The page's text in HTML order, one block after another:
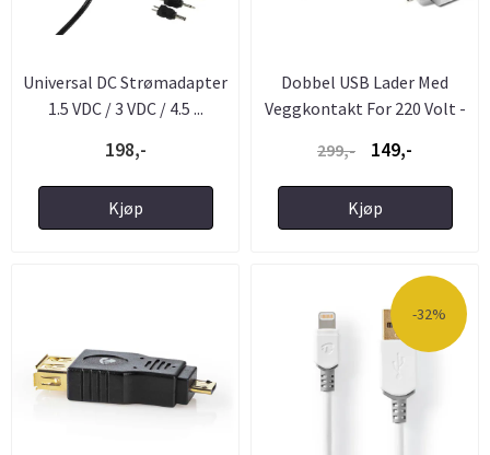
Universal DC Strømadapter
1.5 VDC / 3 VDC / 4.5 ...
198,-
Kjøp
Dobbel USB Lader Med
Veggkontakt For 220 Volt -
299,- 149,-
Kjøp
-32%